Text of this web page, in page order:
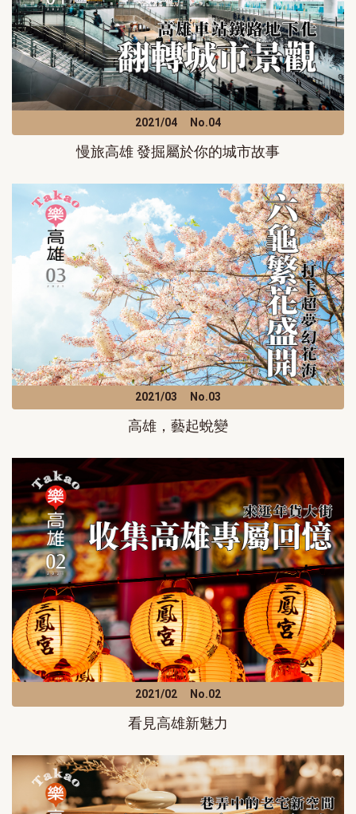
2021/04 No.04
慢旅高雄 發掘屬於你的城市故事
2021/03 No.03
高雄，藝起蛻變
2021/02 No.02
看見高雄新魅力